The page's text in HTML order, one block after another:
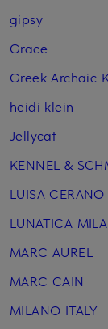
gipsy
Grace
Greek Archaic
heidi klein
Jellycat
KENNEL &
LUISA CERANO
LUNATICA
MARC AUREL
MARC CAIN
MILANO ITALY